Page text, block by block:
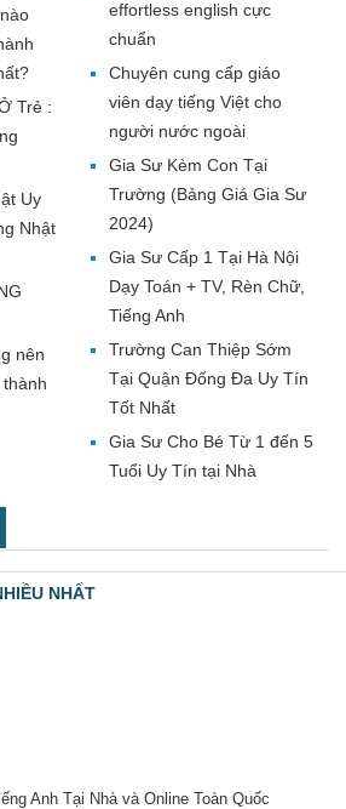
Trẻ :
Uy
Nhật
nên
effortless english cực
chuẩn
Chuyên cung cấp giáo
viên dạy tiếng Việt cho
người nước ngoài
Gia Sư Kèm Con Tại
Trường (Bảng Giá Gia Sư
2024)
Gia Sư Cấp 1 Tại Hà Nội
Dạy Toán + TV, Rèn Chữ,
Tiếng Anh
Trường Can Thiệp Sớm
Tại Quận Đống Đa Uy Tín
Tốt Nhất
Gia Sư Cho Bé Từ 1 đến 5
Tuổi Uy Tín tại Nhà
NHẤT
Anh Tại Nhà và Online Toàn Quốc